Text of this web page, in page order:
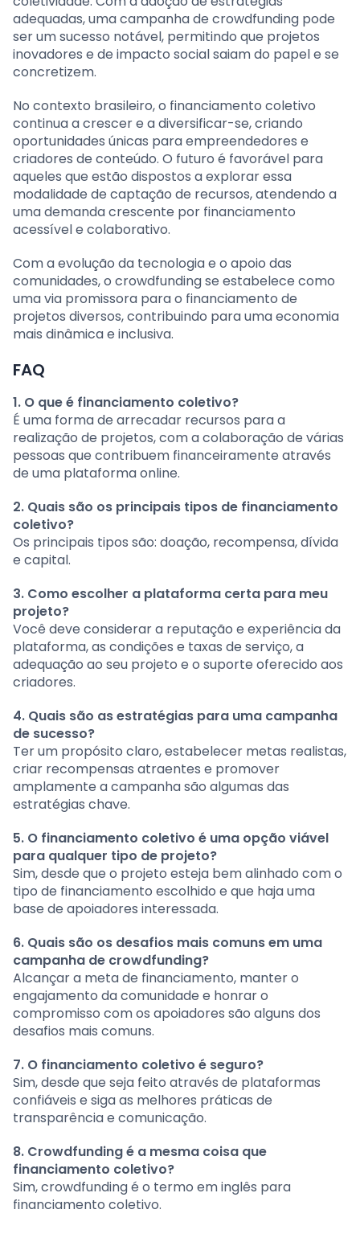
adequadas, uma campanha de crowdfunding pode
ser um sucesso notável, permitindo que projetos
inovadores e de impacto social saiam do papel e se
concretizem.
No contexto brasileiro, o financiamento coletivo
continua a crescer e a diversificar-se, criando
oportunidades únicas para empreendedores e
criadores de conteúdo. O futuro é favorável para
aqueles que estão dispostos a explorar essa
modalidade de captação de recursos, atendendo a
uma demanda crescente por financiamento
acessível e colaborativo.
Com a evolução da tecnologia e o apoio das
comunidades, o crowdfunding se estabelece como
uma via promissora para o financiamento de
projetos diversos, contribuindo para uma economia
mais dinâmica e inclusiva.
FAQ
1. O que é financiamento coletivo?
É uma forma de arrecadar recursos para a
realização de projetos, com a colaboração de várias
pessoas que contribuem financeiramente através
de uma plataforma online.
2. Quais são os principais tipos de financiamento
coletivo?
Os principais tipos são: doação, recompensa, dívida
e capital.
3. Como escolher a plataforma certa para meu
projeto?
Você deve considerar a reputação e experiência da
plataforma, as condições e taxas de serviço, a
adequação ao seu projeto e o suporte oferecido aos
criadores.
4. Quais são as estratégias para uma campanha
de sucesso?
Ter um propósito claro, estabelecer metas realistas,
criar recompensas atraentes e promover
amplamente a campanha são algumas das
estratégias chave.
5. O financiamento coletivo é uma opção viável
para qualquer tipo de projeto?
Sim, desde que o projeto esteja bem alinhado com o
tipo de financiamento escolhido e que haja uma
base de apoiadores interessada.
6. Quais são os desafios mais comuns em uma
campanha de crowdfunding?
Alcançar a meta de financiamento, manter o
engajamento da comunidade e honrar o
compromisso com os apoiadores são alguns dos
desafios mais comuns.
7. O financiamento coletivo é seguro?
Sim, desde que seja feito através de plataformas
confiáveis e siga as melhores práticas de
transparência e comunicação.
8. Crowdfunding é a mesma coisa que
financiamento coletivo?
Sim, crowdfunding é o termo em inglês para
financiamento coletivo.